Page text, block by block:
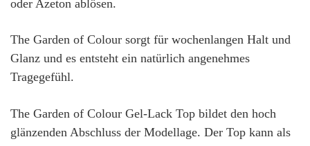
oder Azeton ablösen.
The Garden of Colour sorgt für wochenlangen Halt und
Glanz und es entsteht ein natürlich angenehmes
Tragegefühl.
The Garden of Colour Gel-Lack Top bildet den hoch
glänzenden Abschluss der Modellage. Der Top kann als